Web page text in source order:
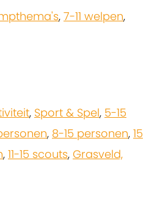
, 7-11 welpen,
, Sport & Spel, 5-15
, 8-15 personen, 15
, 11-15 scouts, Grasveld,